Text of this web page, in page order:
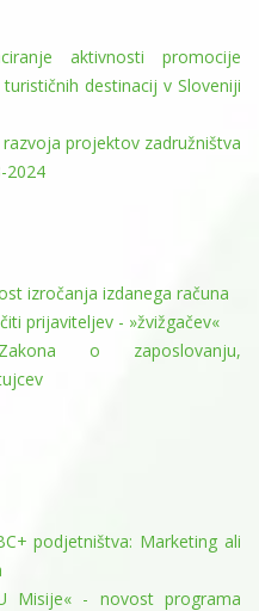
aktivnosti promocije
destinacij v Sloveniji
projektov zadružništva
2024
izročanja izdanega računa
prijaviteljev - »žvižgačev«
o zaposlovanju,
podjetništva: Marketing ali
Misije« - novost programa